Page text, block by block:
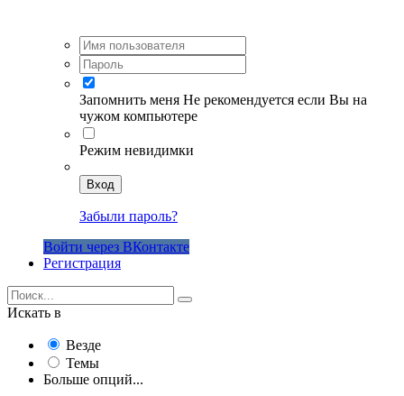
Запомнить меня Не рекомендуется если Вы на
чужом компьютере
Режим невидимки
Вход
Забыли пароль?
Войти через ВКонтакте
Регистрация
Искать в
Везде
Темы
Больше опций...